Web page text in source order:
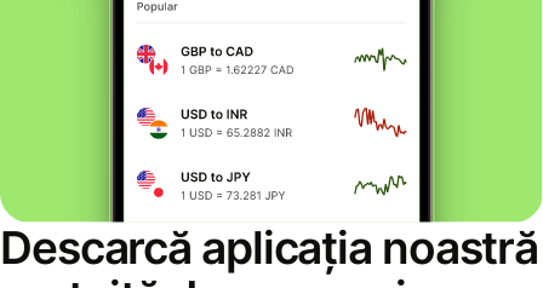
Descarcă aplicația noastră